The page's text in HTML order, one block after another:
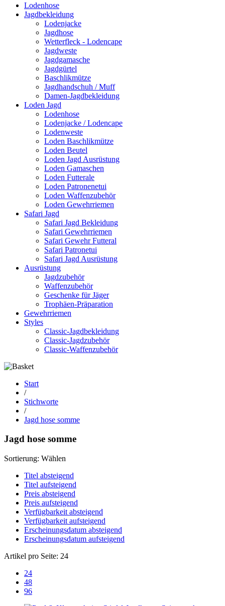
Lodenhose
Jagdbekleidung
Lodenjacke
Jagdhose
Wetterfleck - Lodencape
Jagdweste
Jagdgamasche
Jagdgürtel
Baschlikmütze
Jagdhandschuh / Muff
Damen-Jagdbekleidung
Loden Jagd
Lodenhose
Lodenjacke / Lodencape
Lodenweste
Loden Baschlikmütze
Loden Beutel
Loden Jagd Ausrüstung
Loden Gamaschen
Loden Futterale
Loden Patronenetui
Loden Waffenzubehör
Loden Gewehrriemen
Safari Jagd
Safari Jagd Bekleidung
Safari Gewehrriemen
Safari Gewehr Futteral
Safari Patronetui
Safari Jagd Ausrüstung
Ausrüstung
Jagdzubehör
Waffenzubehör
Geschenke für Jäger
Trophäen-Präparation
Gewehrriemen
Styles
Classic-Jagdbekleidung
Classic-Jagdzubehör
Classic-Waffenzubehör
Start
/
Stichworte
/
Jagd hose somme
Jagd hose somme
Sortierung: Wählen
Titel absteigend
Titel aufsteigend
Preis absteigend
Preis aufsteigend
Verfügbarkeit absteigend
Verfügbarkeit aufsteigend
Erscheinungsdatum absteigend
Erscheinungsdatum aufsteigend
Artikel pro Seite: 24
24
48
96